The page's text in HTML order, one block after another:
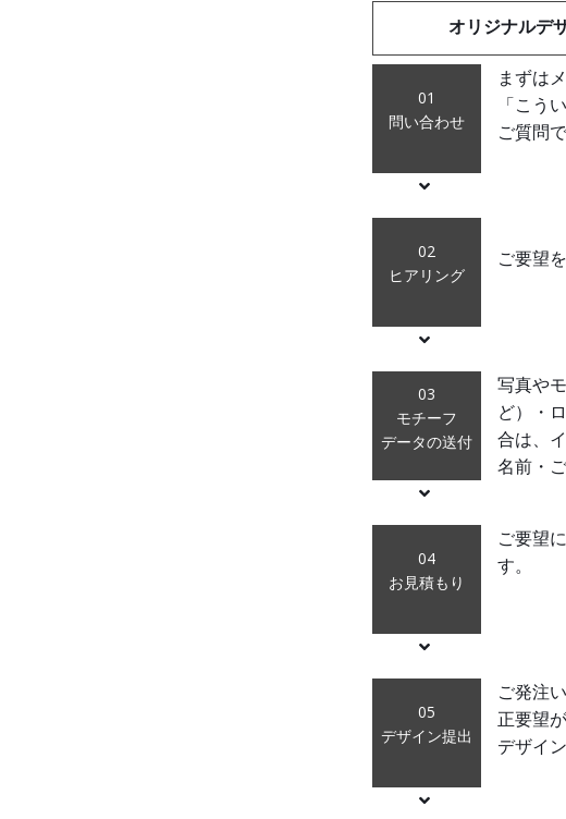
オリジナルデ
01
問い合わせ
まずは
「こう
ご質問
02
ヒアリング
ご要望
03
モチーフ
データの送付
写真や
ど）・
合は、
名前・
04
お見積もり
ご要望
す。
05
デザイン提出
ご発注
正要望
デザイ